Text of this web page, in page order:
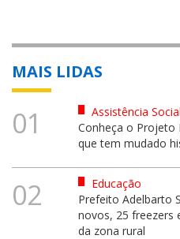
MAIS LIDAS
01
Assistência Social
Conheça o Projeto
que tem mudado
02
Educação
Prefeito Adelbarto
novos, 25 freezers
da zona rural